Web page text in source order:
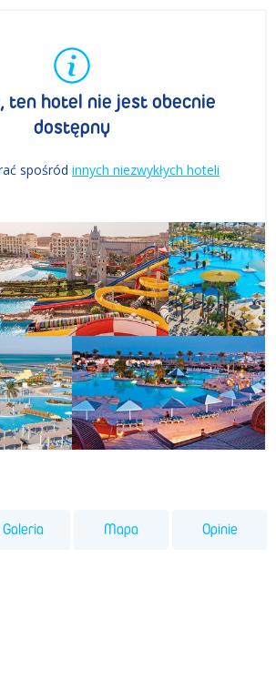
ten hotel nie jest obecnie
dostępny
spośród innych niezwykłych hoteli
Galeria Mapa Opinie